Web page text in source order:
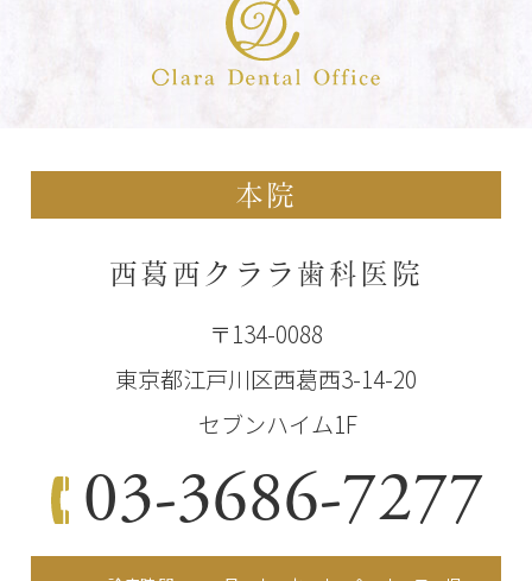
本院
西葛西クララ歯科医院
〒134-0088
東京都江戸川区西葛西3-14-20
セブンハイム1F
03-3686-7277